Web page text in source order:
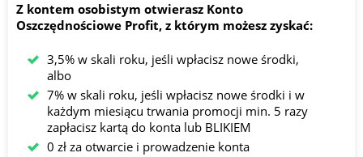
Z kontem osobistym otwierasz Konto
Oszczędnościowe Profit, z którym możesz zyskać:
3,5% w skali roku, jeśli wpłacisz nowe środki,
albo
7% w skali roku, jeśli wpłacisz nowe środki i w
każdym miesiącu trwania promocji min. 5 razy
zapłacisz kartą do konta lub BLIKIEM
0 zł za otwarcie i prowadzenie konta